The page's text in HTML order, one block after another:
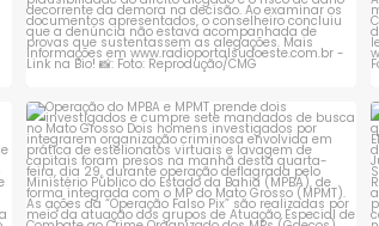
Operação do MPBA e MPMT prende dois
investigados e...
1 0